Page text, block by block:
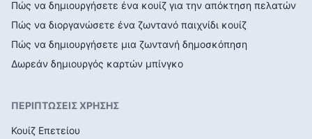
Πώς να δημιουργήσετε ένα κουίζ για την απόκτηση πελατών
Πώς να διοργανώσετε ένα ζωντανό παιχνίδι κουίζ
Πώς να δημιουργήσετε μια ζωντανή δημοσκόπηση
Δωρεάν δημιουργός καρτών μπίνγκο
ΠΕΡΙΠΤΩΣΕΙΣ ΧΡΗΣΗΣ
Κουίζ Επετείου